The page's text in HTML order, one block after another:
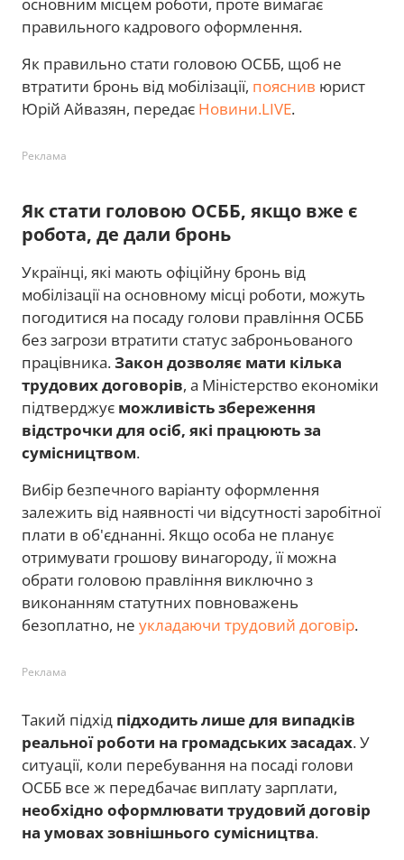
основним місцем роботи, проте вимагає
правильного кадрового оформлення.
Як правильно стати головою ОСББ, щоб не
втратити бронь від мобілізації, пояснив юрист
Юрій Айвазян, передає Новини.LIVE.
Реклама
Як стати головою ОСББ, якщо вже є
робота, де дали бронь
Українці, які мають офіційну бронь від
мобілізації на основному місці роботи, можуть
погодитися на посаду голови правління ОСББ
без загрози втратити статус заброньованого
працівника.Закон дозволяє мати кілька
трудових договорів, а Міністерство економіки
підтверджує можливість збереження
відстрочки для осіб, які працюють за
сумісництвом.
Вибір безпечного варіанту оформлення
залежить від наявності чи відсутності заробітної
плати в об'єднанні. Якщо особа не планує
отримувати грошову винагороду, її можна
обрати головою правління виключно з
виконанням статутних повноважень
безоплатно, не укладаючи трудовий договір.
Реклама
Такий підхід підходить лише для випадків
реальної роботи на громадських засадах. У
ситуації, коли перебування на посаді голови
ОСББ все ж передбачає виплату зарплати,
необхідно оформлювати трудовий договір
на умовах зовнішнього сумісництва.